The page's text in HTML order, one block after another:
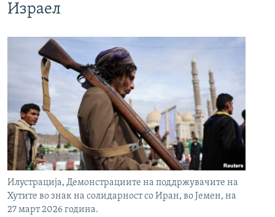
Израел
Илустрација, Демонстрациите на поддржувачите на
Хутите во знак на солидарност со Иран, во Јемен, на
27 март 2026 година.